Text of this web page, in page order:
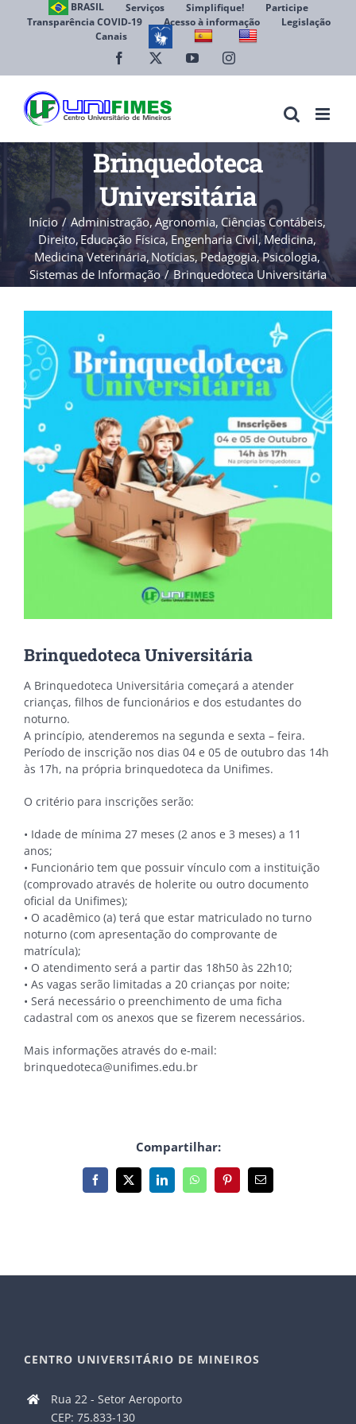
BRASIL Serviços Simplifique!
Participe
Transparência COVID-19
Acesso à informação
Legislação
Canais
Facebook YouTubeInstagram
Brinquedoteca
Universitária
Início Administração Agronomia Ciências Contábeis
Direito Educação Física Engenharia Civil Medicina
Medicina Veterinária Notícias Pedagogia Psicologia
Sistemas de Informação
Brinquedoteca Universitária
Larger
Image
Brinquedoteca Universitária
A Brinquedoteca Universitária começará a atender
crianças, filhos de funcionários e dos estudantes do
noturno.
A princípio, atenderemos na segunda e sexta – feira.
Período de inscrição nos dias 04 e 05 de outubro das 14h
às 17h, na própria brinquedoteca da Unifimes.
O critério para inscrições serão:
• Idade de mínima 27 meses (2 anos e 3 meses) a 11
anos;
• Funcionário tem que possuir vínculo com a instituição
(comprovado através de holerite ou outro documento
oficial da Unifimes);
• O acadêmico (a) terá que estar matriculado no turno
noturno (com apresentação do comprovante de
matrícula);
• O atendimento será a partir das 18h50 às 22h10;
• As vagas serão limitadas a 20 crianças por noite;
• Será necessário o preenchimento de uma ficha
cadastral com os anexos que se fizerem necessários.
Mais informações através do e-mail:
brinquedoteca@unifimes.edu.br
Compartilhar:
Facebook
X LinkedInWhatsAppPinterest
E-
mail
CENTRO UNIVERSITÁRIO DE MINEIROS
Rua 22 - Setor Aeroporto
CEP: 75.833-130